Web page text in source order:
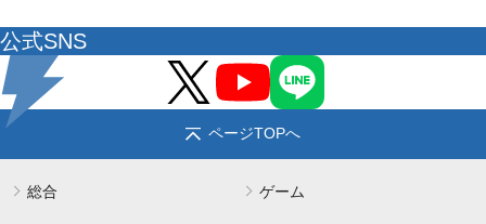
公式SNS
ページTOPへ
総合 ゲーム